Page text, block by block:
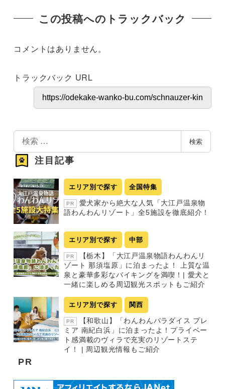
この投稿へのトラックバック
コメントはありません。
トラックバック URL
索
検索
注目記事
エリア別で探す 全国特集
PR
愛犬家から絶大な人気「大江戸温泉物
語わんわんリゾート」全5施設を徹底紹介！
エリア別で探す 中部
PR
【栃木】「大江戸温泉物語わんわんリ
ゾート 那須塩原」に泊まったよ！ 上質な温
泉と豪華多彩なバイキングを満喫！| 愛犬と
一緒に楽しめる周辺観光スポットもご紹介
エリア別で探す 関西
PR
【和歌山】「わんわんパラダイス プレ
ミア 南紀白浜」に泊まったよ！プライベー
ト感満載のヴィラで充実のリゾートステ
イ！ | 周辺観光情報もご紹介
PR